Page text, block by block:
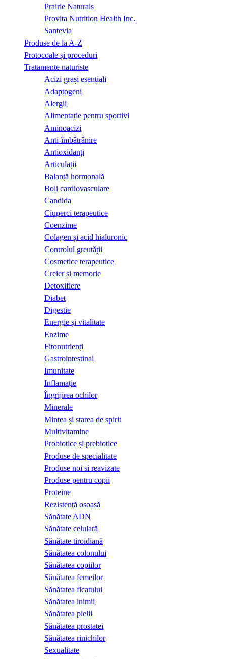
Prairie Naturals
Provita Nutrition Health Inc.
Santevia
Produse de la A-Z
Protocoale și proceduri
Tratamente naturiste
Acizi grași esențiali
Adaptogeni
Alergii
Alimentație pentru sportivi
Aminoacizi
Anti-îmbâtrânire
Antioxidanți
Articulații
Balanță hormonală
Boli cardiovasculare
Candida
Ciuperci terapeutice
Coenzime
Colagen și acid hialuronic
Controlul greutății
Cosmetice terapeutice
Creier și memorie
Detoxifiere
Diabet
Digestie
Energie și vitalitate
Enzime
Fitonutrienți
Gastrointestinal
Imunitate
Inflamație
Îngrijirea ochilor
Minerale
Mintea și starea de spirit
Multivitamine
Probiotice și prebiotice
Produse de specialitate
Produse noi si reavizate
Produse pentru copii
Proteine
Rezistență osoasă
Sănătate ADN
Sănătate celulară
Sănătate tiroidiană
Sănătatea colonului
Sănătatea copiilor
Sănătatea femeilor
Sănătatea ficatului
Sănătatea inimii
Sănătatea pielii
Sănătatea prostatei
Sănătatea rinichilor
Sexualitate